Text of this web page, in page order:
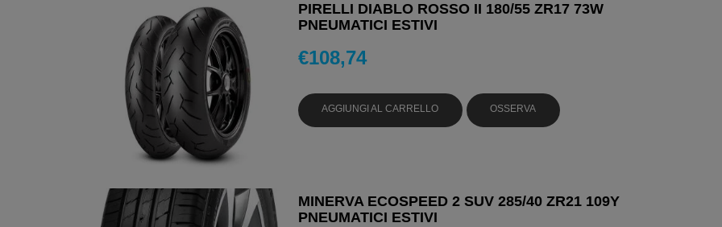
PIRELLI DIABLO ROSSO II 180/55 ZR17 73W
PNEUMATICI ESTIVI
€108,74
AGGIUNGI AL CARRELLO OSSERVA
MINERVA ECOSPEED 2 SUV 285/40 ZR21 109Y
PNEUMATICI ESTIVI